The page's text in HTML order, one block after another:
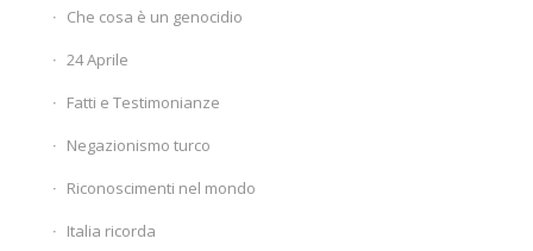
Che cosa è un genocidio
24 Aprile
Fatti e Testimonianze
Negazionismo turco
Riconoscimenti nel mondo
Italia ricorda